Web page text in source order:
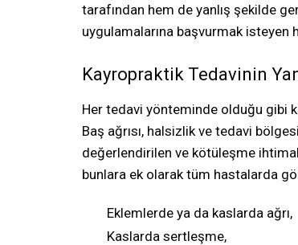
tarafından hem de yanlış şekilde
uygulamalarına başvurmak isteyen
Kayropraktik Tedavinin
Her tedavi yönteminde olduğu gibi
Baş ağrısı, halsizlik ve tedavi
değerlendirilen ve kötüleşme
bunlara ek olarak tüm hastalarda
Eklemlerde ya da kaslarda ağrı,
Kaslarda sertleşme,